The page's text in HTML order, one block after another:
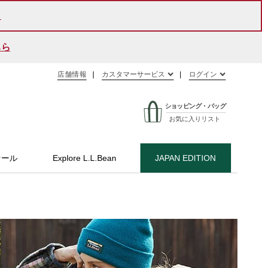
店舗情報 カスタマーサービス ログイン
ショッピング・バッグ
お気に入りリスト
ル Explore L.L.Bean JAPAN EDITION